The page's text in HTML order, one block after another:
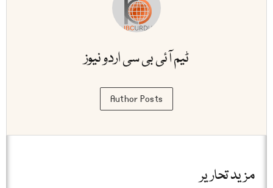
ٹیم آئی بی سی اردو نیوز
Author Posts
مزید تحاریر